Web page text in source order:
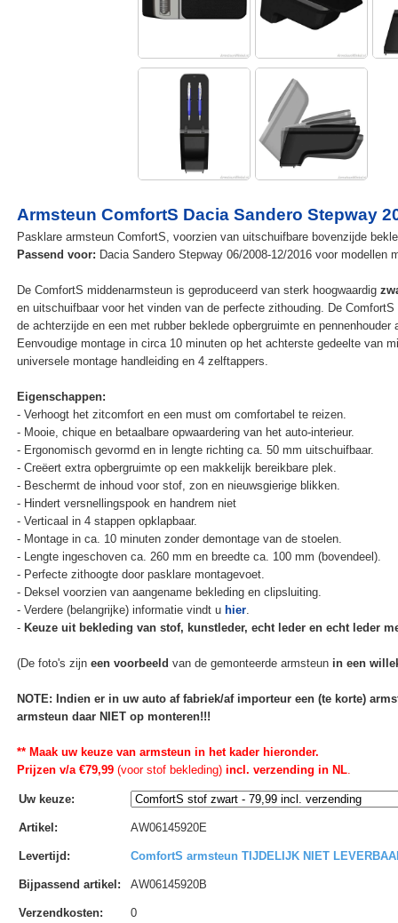
Armsteun ComfortS Dacia Sandero Stepway
Pasklare armsteun ComfortS, voorzien van uitschuifbare bovenzijde
Passend voor: Dacia Sandero Stepway 06/2008-12/2016 voor modellen
De ComfortS middenarmsteun is geproduceerd van sterk hoogwaardig
en uitschuifbaar voor het vinden van de perfecte zithouding. De
de achterzijde en een met rubber beklede opbergruimte en pennenhouder
Eenvoudige montage in circa 10 minuten op het achterste gedeelte van
universele montage handleiding en 4 zelftappers.
Eigenschappen:
- Verhoogt het zitcomfort en een must om comfortabel te reizen.
- Mooie, chique en betaalbare opwaardering van het auto-interieur.
- Ergonomisch gevormd en in lengte richting ca. 50 mm uitschuifbaar.
- Creëert extra opbergruimte op een makkelijk bereikbare plek.
- Beschermt de inhoud voor stof, zon en nieuwsgierige blikken.
- Hindert versnellingspook en handrem niet
- Verticaal in 4 stappen opklapbaar.
- Montage in ca. 10 minuten zonder demontage van de stoelen.
- Lengte ingeschoven ca. 260 mm en breedte ca. 100 mm (bovendeel).
- Perfecte zithoogte door pasklare montagevoet.
- Deksel voorzien van aangename bekleding en clipsluiting.
- Verdere (belangrijke) informatie vindt u hier.
- Keuze uit bekleding van stof, kunstleder, echt leder en echt leder
(De foto's zijn een voorbeeld van de gemonteerde armsteun in een
NOTE: Indien er in uw auto af fabriek/af importeur een (te korte)
armsteun daar NIET op monteren!!!
** Maak uw keuze van armsteun in het kader hieronder.
Prijzen v/a €79,99(voor stof bekleding)incl. verzending in NL.
Uw keuze:
Artikel : AW06145920E
Levertijd : ComfortS armsteun TIJDELIJK NIET
Bijpassend artikel : AW06145920B
Verzendkosten: 0